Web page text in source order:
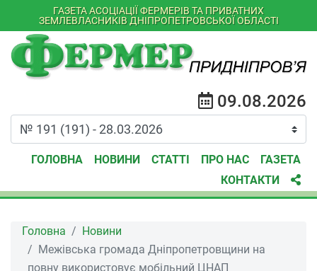
ГАЗЕТА АСОЦІАЦІЇ ФЕРМЕРІВ ТА ПРИВАТНИХ
ЗЕМЛЕВЛАСНИКІВ ДНІПРОПЕТРОВСЬКОЇ ОБЛАСТІ
09.08.2026
ГОЛОВНА НОВИНИ СТАТТІ ПРО НАС
ГАЗЕТА
КОНТАКТИ
Головна
Новини
Межівська громада Дніпропетровщини на
повну використовує мобільний ЦНАП